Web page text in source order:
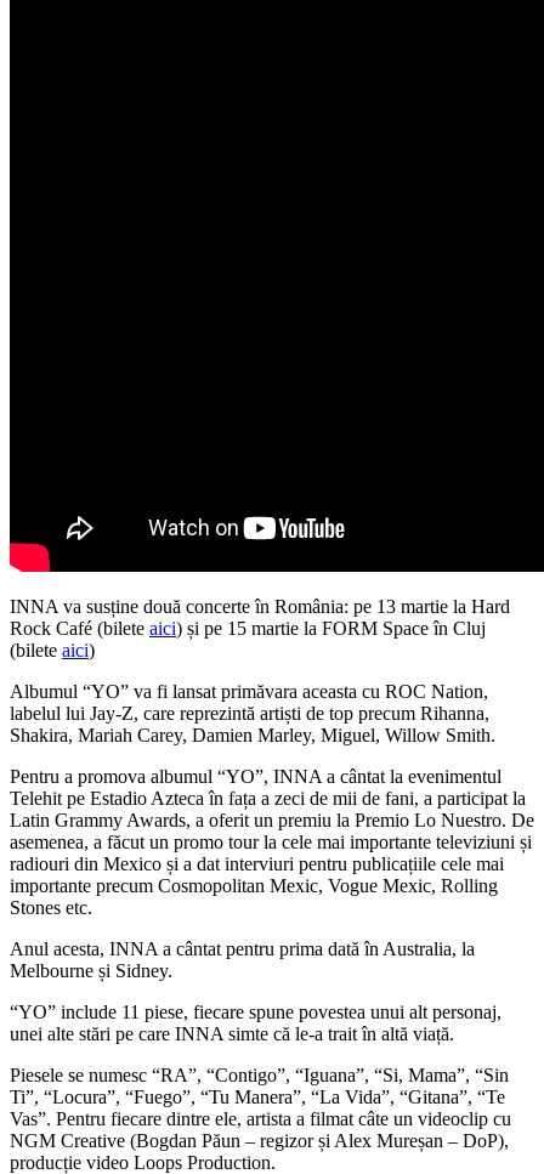
INNA va susține două concerte în România: pe 13 martie la Hard
Rock Café (bilete aici) și pe 15 martie la FORM Space în Cluj
(bilete aici)
Albumul “YO” va fi lansat primăvara aceasta cu ROC Nation,
labelul lui Jay-Z, care reprezintă artiști de top precum Rihanna,
Shakira, Mariah Carey, Damien Marley, Miguel, Willow Smith.
Pentru a promova albumul “YO”, INNA a cântat la evenimentul
Telehit pe Estadio Azteca în fața a zeci de mii de fani, a participat la
Latin Grammy Awards, a oferit un premiu la Premio Lo Nuestro. De
asemenea, a făcut un promo tour la cele mai importante televiziuni și
radiouri din Mexico și a dat interviuri pentru publicațiile cele mai
importante precum Cosmopolitan Mexic, Vogue Mexic, Rolling
Stones etc.
Anul acesta, INNA a cântat pentru prima dată în Australia, la
Melbourne și Sidney.
“YO” include 11 piese, fiecare spune povestea unui alt personaj,
unei alte stări pe care INNA simte că le-a trait în altă viață.
Piesele se numesc “RA”, “Contigo”, “Iguana”, “Si, Mama”, “Sin
Ti”, “Locura”, “Fuego”, “Tu Manera”, “La Vida”, “Gitana”, “Te
Vas”. Pentru fiecare dintre ele, artista a filmat câte un videoclip cu
NGM Creative (Bogdan Păun – regizor și Alex Mureșan – DoP),
producție video Loops Production.